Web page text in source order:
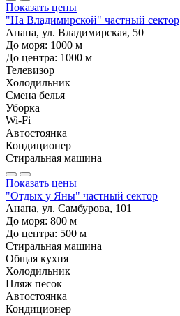
Показать цены
"На Владимирской" частный сектор
Анапа, ул. Владимирская, 50
До моря: 1000 м
До центра: 1000 м
Телевизор
Холодильник
Смена белья
Уборка
Wi-Fi
Автостоянка
Кондиционер
Стиральная машина
Показать цены
"Отдых у Яны" частный сектор
Анапа, ул. Самбурова, 101
До моря: 800 м
До центра: 500 м
Стиральная машина
Общая кухня
Холодильник
Пляж песок
Автостоянка
Кондиционер